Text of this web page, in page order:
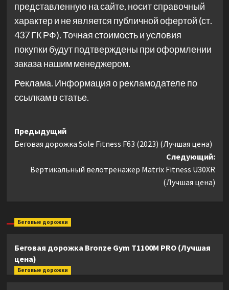
представленную на сайте, носит справочный
характер и не является публичной офертой (ст.
437 ГК РФ). Точная стоимость и условия
покупки будут подтверждены при оформлении
заказа нашим менеджером.
Реклама. Информация о рекламодателе по
ссылкам в статье.
Навигация
записи
Предыдущий
Беговая дорожка Sole Fitness F63 (2023) (Лучшая цена)
Следующий:
Вертикальный велотренажер Matrix Fitness U30XR
(Лучшая цена)
Беговые дорожки
Беговая дорожка Bronze Gym T1100M PRO (Лучшая
цена)
Беговые дорожки